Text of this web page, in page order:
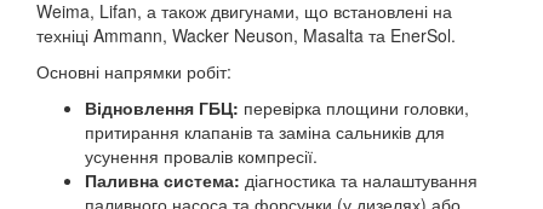
Weima, Lifan, а також двигунами, що встановлені на
техніці Ammann, Wacker Neuson, Masalta та EnerSol.
Основні напрямки робіт:
Відновлення ГБЦ: перевірка площини головки,
притирання клапанів та заміна сальників для
усунення провалів компресії.
Паливна система: діагностика та налаштування
паливного насоса та форсунки (у дизелях) або